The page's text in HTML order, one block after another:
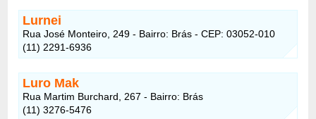
Lurnei
Rua José Monteiro, 249 - Bairro: Brás - CEP: 03052-010
(11) 2291-6936
Luro Mak
Rua Martim Burchard, 267 - Bairro: Brás
(11) 3276-5476